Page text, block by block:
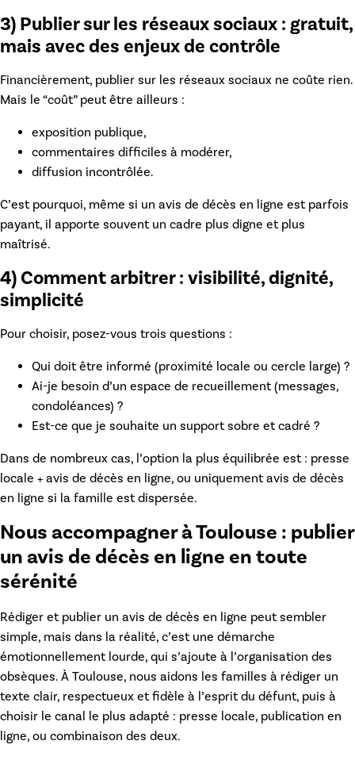
3) Publier sur les réseaux sociaux : gratuit,
mais avec des enjeux de contrôle
Financièrement, publier sur les réseaux sociaux ne coûte rien.
Mais le “coût” peut être ailleurs :
exposition publique,
commentaires difficiles à modérer,
diffusion incontrôlée.
C’est pourquoi, même si un avis de décès en ligne est parfois
payant, il apporte souvent un cadre plus digne et plus
maîtrisé.
4) Comment arbitrer : visibilité, dignité,
simplicité
Pour choisir, posez-vous trois questions :
Qui doit être informé (proximité locale ou cercle large) ?
Ai-je besoin d’un espace de recueillement (messages,
condoléances) ?
Est-ce que je souhaite un support sobre et cadré ?
Dans de nombreux cas, l’option la plus équilibrée est : presse
locale + avis de décès en ligne, ou uniquementavis de décès
en ligne si la famille est dispersée.
Nous accompagner à Toulouse : publier
un avis de décès en ligne en toute
sérénité
Rédiger et publier un avis de décès en ligne peut sembler
simple, mais dans la réalité, c’est une démarche
émotionnellement lourde, qui s’ajoute à l’organisation des
obsèques. À Toulouse, nous aidons les familles à rédiger un
texte clair, respectueux et fidèle à l’esprit du défunt, puis à
choisir le canal le plus adapté : presse locale, publication en
ligne, ou combinaison des deux.